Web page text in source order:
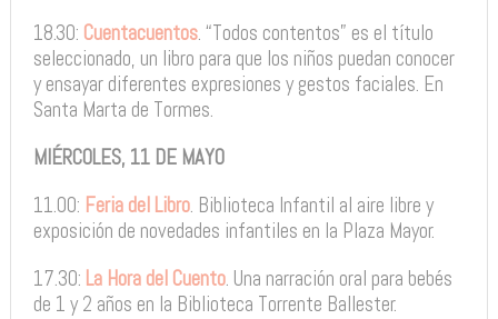
18.30: Cuentacuentos. “Todos contentos” es el título
seleccionado, un libro para que los niños puedan conocer
y ensayar diferentes expresiones y gestos faciales. En
Santa Marta de Tormes.
MIÉRCOLES, 11 DE MAYO
11.00: Feria del Libro. Biblioteca Infantil al aire libre y
exposición de novedades infantiles en la Plaza Mayor.
17.30: La Hora del Cuento. Una narración oral para bebés
de 1 y 2 años en la Biblioteca Torrente Ballester.